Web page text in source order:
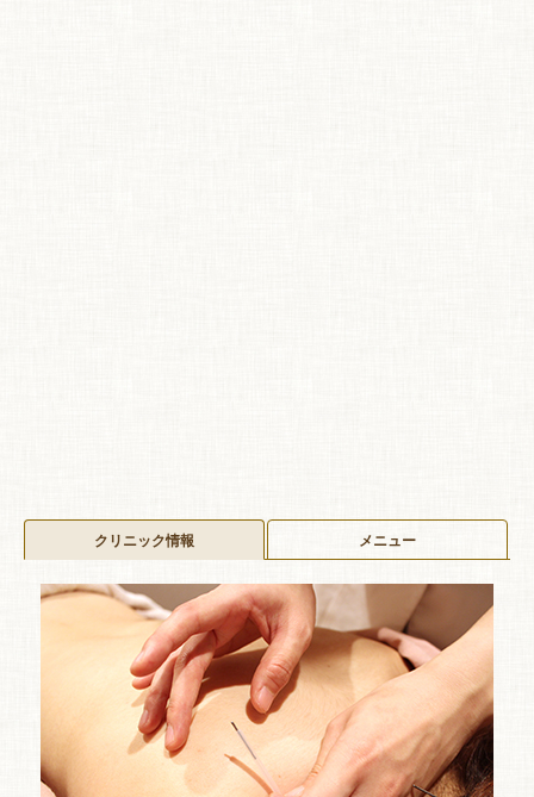
クリニック情報 メニュー